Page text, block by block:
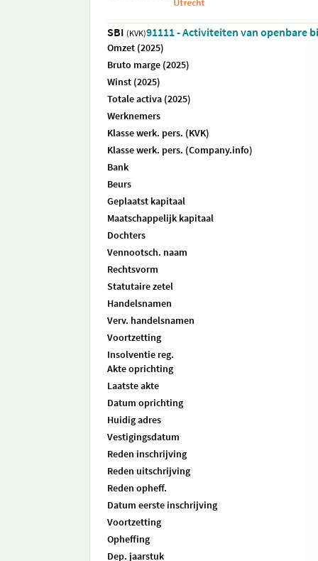
SBI (KVK)91111 - Activiteiten van openbare
Omzet (2025)
Bruto marge (2025)
Winst (2025)
Totale activa (2025)
Werknemers
Klasse werk. pers. (KVK)
Klasse werk. pers. (Company.info)
Bank
Beurs
Geplaatst kapitaal
Maatschappelijk kapitaal
Dochters
Vennootsch. naam
Rechtsvorm
Statutaire zetel
Handelsnamen
Verv. handelsnamen
Voortzetting
Insolventie reg.
Akte oprichting
Laatste akte
Datum oprichting
Huidig adres
Vestigingsdatum
Reden inschrijving
Reden uitschrijving
Reden opheff.
Datum eerste inschrijving
Voortzetting
Opheffing
Dep. jaarstuk